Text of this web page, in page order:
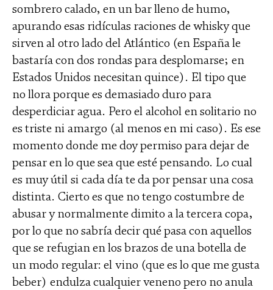
sombrero calado, en un bar lleno de humo,
apurando esas ridículas raciones de whisky que
sirven al otro lado del Atlántico (en España le
bastaría con dos rondas para desplomarse; en
Estados Unidos necesitan quince). El tipo que
no llora porque es demasiado duro para
desperdiciar agua. Pero el alcohol en solitario no
es triste ni amargo (al menos en mi caso). Es ese
momento donde me doy permiso para dejar de
pensar en lo que sea que esté pensando. Lo cual
es muy útil si cada día te da por pensar una cosa
distinta. Cierto es que no tengo costumbre de
abusar y normalmente dimito a la tercera copa,
por lo que no sabría decir qué pasa con aquellos
que se refugian en los brazos de una botella de
un modo regular: el vino (que es lo que me gusta
beber) endulza cualquier veneno pero no anula